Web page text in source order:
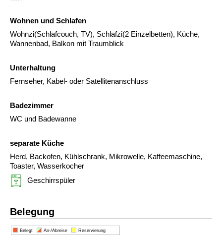
Wohnen und Schlafen
Wohnzi(Schlafcouch, TV), Schlafzi(2 Einzelbetten), Küche,
Wannenbad, Balkon mit Traumblick
Unterhaltung
Fernseher, Kabel- oder Satellitenanschluss
Badezimmer
WC und Badewanne
separate Küche
Herd, Backofen, Kühlschrank, Mikrowelle, Kaffeemaschine,
Toaster, Wasserkocher
Geschirrspüler
Belegung
Belegt An-/Abreise Reservierung